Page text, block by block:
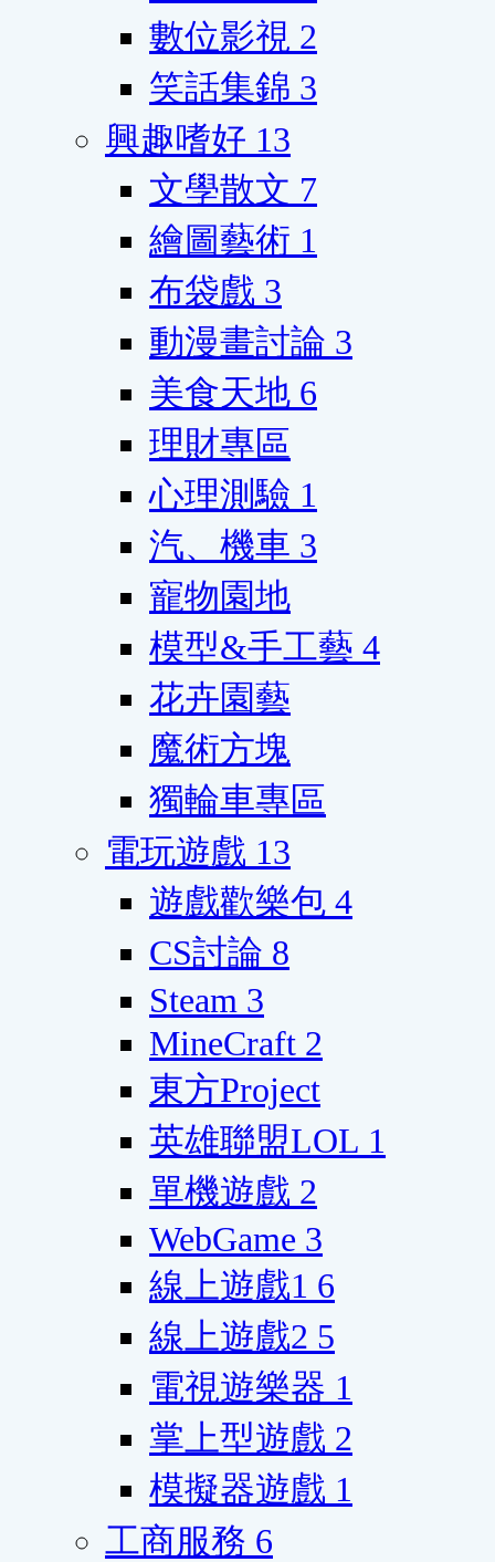
數位影視 2
笑話集錦 3
興趣嗜好 13
文學散文 7
繪圖藝術 1
布袋戲 3
動漫畫討論 3
美食天地 6
理財專區
心理測驗 1
汽、機車 3
寵物園地
模型&手工藝 4
花卉園藝
魔術方塊
獨輪車專區
電玩遊戲 13
遊戲歡樂包 4
CS討論 8
Steam 3
MineCraft 2
東方Project
英雄聯盟LOL 1
單機遊戲 2
WebGame 3
線上遊戲1 6
線上遊戲2 5
電視遊樂器 1
掌上型遊戲 2
模擬器遊戲 1
工商服務 6